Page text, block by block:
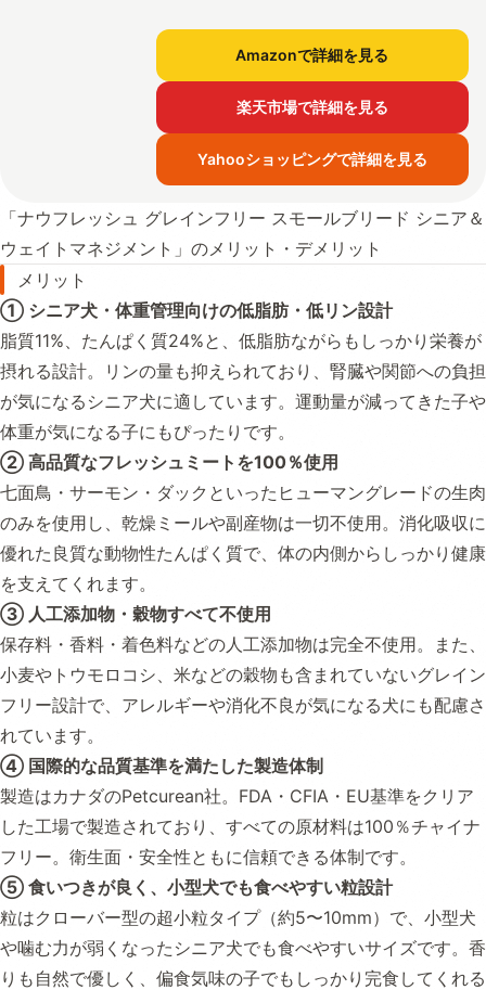
Amazonで詳細を見る
楽天市場で詳細を見る
Yahooショッピングで詳細を見る
「ナウフレッシュ グレインフリー スモールブリード シニア＆
ウェイトマネジメント」のメリット・デメリット
メリット
① シニア犬・体重管理向けの低脂肪・低リン設計
脂質11%、たんぱく質24%と、低脂肪ながらもしっかり栄養が
摂れる設計。リンの量も抑えられており、腎臓や関節への負担
が気になるシニア犬に適しています。運動量が減ってきた子や
体重が気になる子にもぴったりです。
② 高品質なフレッシュミートを100％使用
七面鳥・サーモン・ダックといったヒューマングレードの生肉
のみを使用し、乾燥ミールや副産物は一切不使用。消化吸収に
優れた良質な動物性たんぱく質で、体の内側からしっかり健康
を支えてくれます。
③ 人工添加物・穀物すべて不使用
保存料・香料・着色料などの人工添加物は完全不使用。また、
小麦やトウモロコシ、米などの穀物も含まれていないグレイン
フリー設計で、アレルギーや消化不良が気になる犬にも配慮さ
れています。
④ 国際的な品質基準を満たした製造体制
製造はカナダのPetcurean社。FDA・CFIA・EU基準をクリア
した工場で製造されており、すべての原材料は100％チャイナ
フリー。衛生面・安全性ともに信頼できる体制です。
⑤ 食いつきが良く、小型犬でも食べやすい粒設計
粒はクローバー型の超小粒タイプ（約5〜10mm）で、小型犬
や噛む力が弱くなったシニア犬でも食べやすいサイズです。香
りも自然で優しく、偏食気味の子でもしっかり完食してくれる